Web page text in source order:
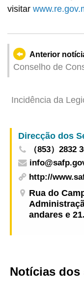
visitar
Anterior
Conselho de
aberta em
Dia
RAEM, Solstício
Incidência da
（853）2832
http://
Rua do
andares e
Notícias